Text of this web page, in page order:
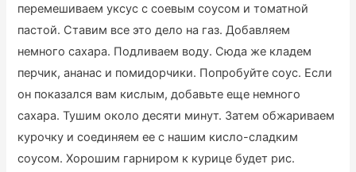
перемешиваем уксус с соевым соусом и томатной
пастой. Ставим все это дело на газ. Добавляем
немного сахара. Подливаем воду. Сюда же кладем
перчик, ананас и помидорчики. Попробуйте соус. Если
он показался вам кислым, добавьте еще немного
сахара. Тушим около десяти минут. Затем обжариваем
курочку и соединяем ее с нашим кисло-сладким
соусом. Хорошим гарниром к курице будет рис.